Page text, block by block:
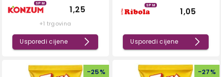
SPM
1,25
+1 trgovina
Usporedi cijene
SPM
1,05
Usporedi cijene
-25% -27%